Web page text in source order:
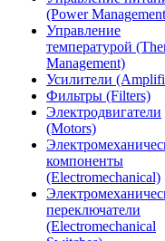
(Power
Управление
температурой
Management)
Усилители
Фильтры (Filters)
Электродвигатели
(Motors)
компоненты
(Electromechanical)
переключатели
(Electromechanical